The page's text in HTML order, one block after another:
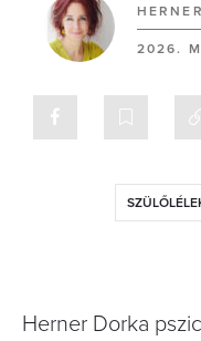
2026.
Herner Dorka